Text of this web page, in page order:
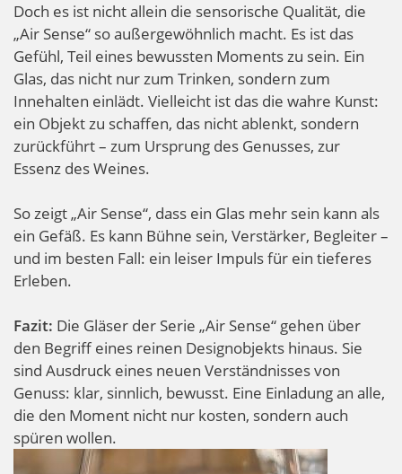
Doch es ist nicht allein die sensorische Qualität, die
„Air Sense“ so außergewöhnlich macht. Es ist das
Gefühl, Teil eines bewussten Moments zu sein. Ein
Glas, das nicht nur zum Trinken, sondern zum
Innehalten einlädt. Vielleicht ist das die wahre Kunst:
ein Objekt zu schaffen, das nicht ablenkt, sondern
zurückführt – zum Ursprung des Genusses, zur
Essenz des Weines.
So zeigt „Air Sense“, dass ein Glas mehr sein kann als
ein Gefäß. Es kann Bühne sein, Verstärker, Begleiter –
und im besten Fall: ein leiser Impuls für ein tieferes
Erleben.
Fazit: Die Gläser der Serie „Air Sense“ gehen über
den Begriff eines reinen Designobjekts hinaus. Sie
sind Ausdruck eines neuen Verständnisses von
Genuss: klar, sinnlich, bewusst. Eine Einladung an alle,
die den Moment nicht nur kosten, sondern auch
spüren wollen.